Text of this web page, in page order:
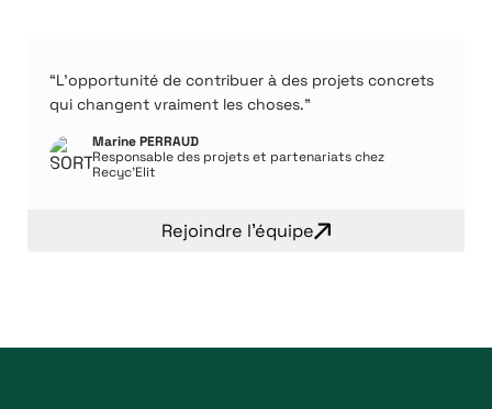
“L’opportunité de contribuer à des projets concrets
qui changent vraiment les choses.”
Marine PERRAUD
Responsable des projets et partenariats chez
Recyc’Elit
Rejoindre l'équipe